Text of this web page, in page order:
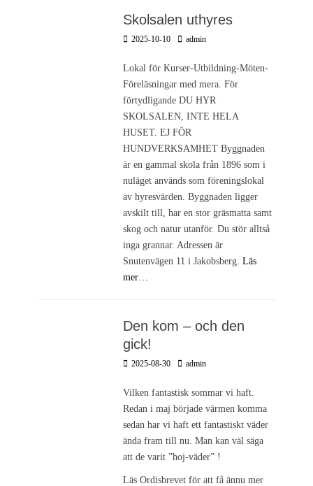
Skolsalen uthyres
Postades
2025-10-10 Författare
admin
Lokal för Kurser-Utbildning-Möten-
Föreläsningar med mera. För
förtydligande DU HYR
SKOLSALEN, INTE HELA
HUSET. EJ FÖR
HUNDVERKSAMHET Byggnaden
är en gammal skola från 1896 som i
nuläget används som föreningslokal
av hyresvärden. Byggnaden ligger
avskilt till, har en stor gräsmatta samt
skog och natur utanför. Du stör alltså
inga grannar. Adressen är
Snutenvägen 11 i Jakobsberg.Läs
mer…
Den kom – och den
gick!
Postades
2025-08-30 Författare
admin
Vilken fantastisk sommar vi haft.
Redan i maj började värmen komma
sedan har vi haft ett fantastiskt väder
ända fram till nu. Man kan väl säga
att de varit ”hoj-väder” !
Läs Ordisbrevet för att få ännu mer